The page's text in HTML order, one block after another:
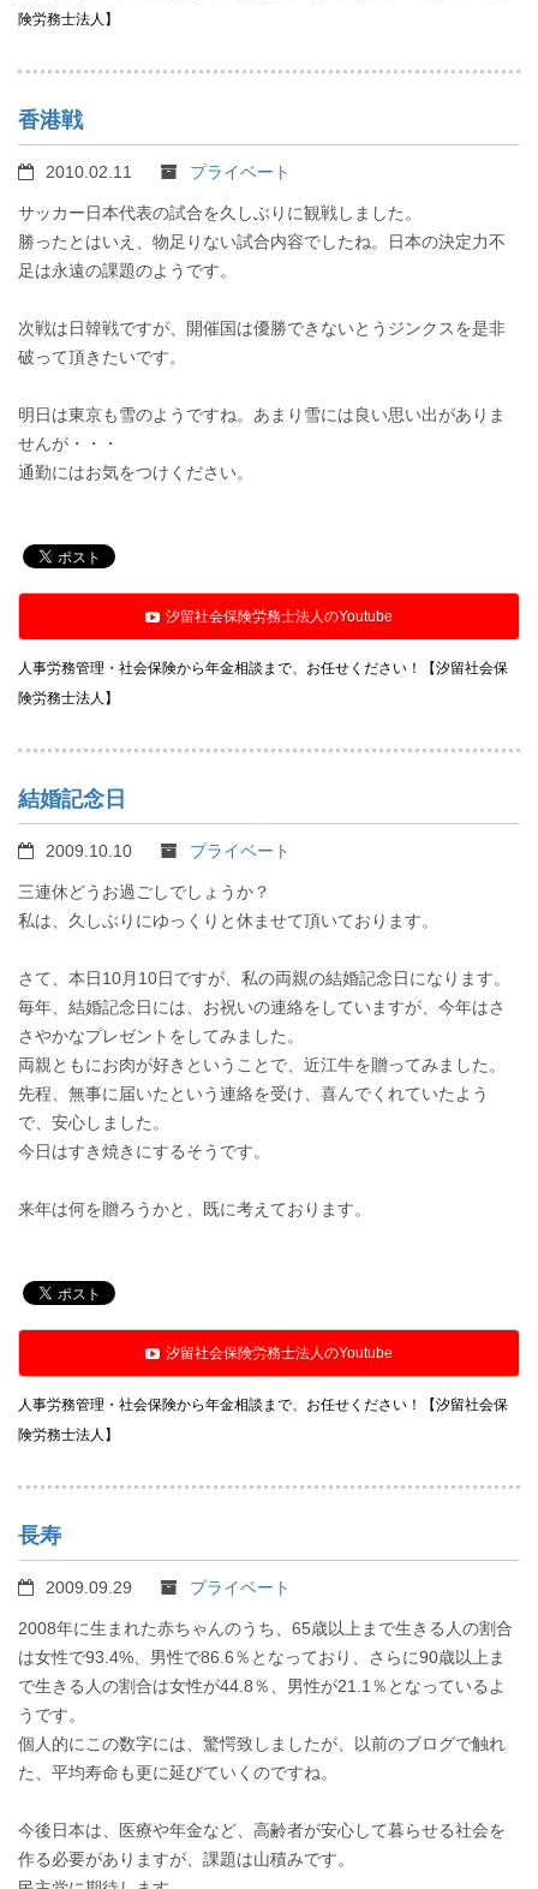
険労務士法人】
香港戦
2010.02.11 プライベート
サッカー日本代表の試合を久しぶりに観戦しました。
勝ったとはいえ、物足りない試合内容でしたね。日本の決定力不
足は永遠の課題のようです。
次戦は日韓戦ですが、開催国は優勝できないとうジンクスを是非
破って頂きたいです。
明日は東京も雪のようですね。あまり雪には良い思い出がありま
せんが・・・
通勤にはお気をつけください。
汐留社会保険労務士法人のYoutube
人事労務管理・社会保険から年金相談まで、お任せください！【汐留社会保
険労務士法人】
結婚記念日
2009.10.10 プライベート
三連休どうお過ごしでしょうか？
私は、久しぶりにゆっくりと休ませて頂いております。
さて、本日10月10日ですが、私の両親の結婚記念日になります。
毎年、結婚記念日には、お祝いの連絡をしていますが、今年はさ
さやかなプレゼントをしてみました。
両親ともにお肉が好きということで、近江牛を贈ってみました。
先程、無事に届いたという連絡を受け、喜んでくれていたよう
で、安心しました。
今日はすき焼きにするそうです。
来年は何を贈ろうかと、既に考えております。
汐留社会保険労務士法人のYoutube
人事労務管理・社会保険から年金相談まで、お任せください！【汐留社会保
険労務士法人】
長寿
2009.09.29 プライベート
2008年に生まれた赤ちゃんのうち、65歳以上まで生きる人の割合
は女性で93.4%、男性で86.6％となっており、さらに90歳以上ま
で生きる人の割合は女性が44.8％、男性が21.1％となっているよ
うです。
個人的にこの数字には、驚愕致しましたが、以前のブログで触れ
た、平均寿命も更に延びていくのですね。
今後日本は、医療や年金など、高齢者が安心して暮らせる社会を
作る必要がありますが、課題は山積みです。